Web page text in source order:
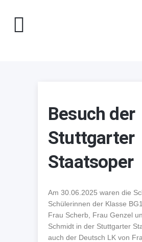
Besuch der
Stuttgarter
Staatsoper
Am 30.06.2025 waren die
Schülerinnen der Klasse
Frau Scherb, Frau Genzel
Schmidt in der Stuttgarter
auch der Deutsch LK von